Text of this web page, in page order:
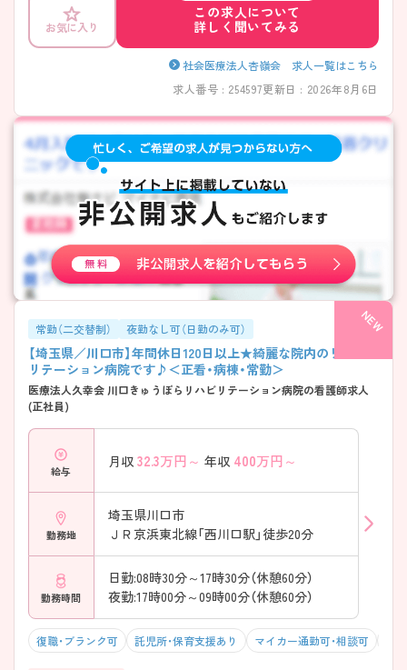
り、幅広い方にメリットのある福利厚生があります！夜勤→夜勤明→休の
セット、7：1看護を超える手厚い人員配置、月に3日休み希望OKなど、「長
く働くこと」を前提にしている法人のため、安心して勤務ができる病院で
大切にしています。 ・「年間休日120日以上」を確保 ・勉強会や委員会によ
る休日対応は基本なし ・有給休暇も計画的に取得しやすい運用 → 無理
――――――――――――――― ■ 急性期を支える安心の医療体制
――――――――――――――― 地域の中で重要な役割を担っていま
す。 ・二次救急指定病院として救急搬送を多数受け入れ ・循環器・脳神
経・心臓血管領域は24時間対応 ・診断から治療まで院内で完結できる環
境 → 急性期を学びたい方にも適した職場です
――――――――――――――― ■ 中途入職でも馴染みやすい教育環
境 ――――――――――――――― 経験を尊重した教育を大切にして
います。 ・中途入職者が多く、段階的に業務を習得 ・一律ではなく個々の
経験に合わせた進め方 ・特定の人に負担が偏らない教育体制 → ブラン
クがある方も相談しやすい環境です ―――――――――――――――
■ 生活面まで支えるサポート体制 ――――――――――――――― 仕
事と生活の両立を支援しています。 ・「独身寮」や転居補助制度あり ・高
速道路通勤も制度として認可 ・院内保育・学童保育に対応 → ライフステ
ージが変わっても働き続けやすい職場です
お気に入り
この求人について
詳しく聞いてみる
社会医療法人杏嶺会 求人一覧はこちら
求人番号 : 254597更新日 : 2026年8月6日
常勤（二交替制） 夜勤なし可（日勤のみ可）
【埼玉県／川口市】年間休日120日以上★綺麗な院内のリハビ
リテーション病院です♪＜正看・病棟・常勤＞
医療法人久幸会 川口きゅうぽらリハビリテーション病院の看護師求人
(正社員)
給与
月収 32.3万円～ 年収 400万円～
勤務地
埼玉県川口市
ＪＲ京浜東北線「西川口駅」徒歩20分
勤務時間
日勤:08時30分～17時30分（休憩60分）
夜勤:17時00分～09時00分（休憩60分）
復職・ブランク可 託児所・保育支援あり マイカー通勤可・相談可